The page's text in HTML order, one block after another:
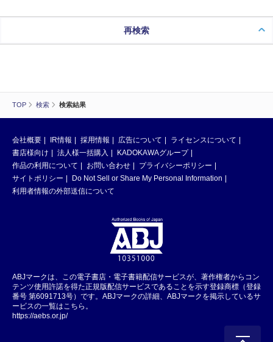
TOP 検索 検索結果
再検索
会社概要 IR情報 採用情報 広告について
ライセンスについて
書店様向け
法人様一括購入
KADOKAWAグループ
作品の利用について
お問い合わせ
プライバシーポリシー
サイトポリシー
Do Not Sell or Share My Personal Information
利用者情報の外部送信について
ABJマークは、この電子書店・電子書籍配信サービスが、著作権者からコン
テンツ使用許諾を得た正規版配信サービスであることを示す登録商標（登録
番号 第6091713号）です。ABJマークの詳細、ABJマークを掲示しているサ
ービスの一覧はこちら。
https://aebs.or.jp/